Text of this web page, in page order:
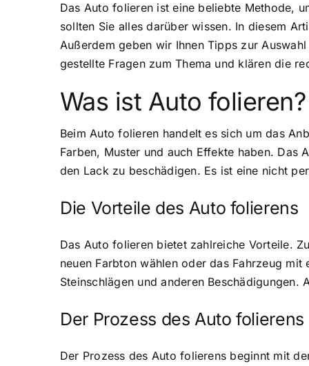
Das Auto folieren ist eine beliebte Methode,
sollten Sie alles darüber wissen. In diesem
Außerdem geben wir Ihnen Tipps zur
gestellte Fragen zum Thema und klären die
Was ist Auto folieren?
Beim Auto folieren handelt es sich um das
Farben, Muster und auch Effekte haben. Das
den Lack zu beschädigen. Es ist eine nicht
Die Vorteile des Auto folierens
Das Auto folieren bietet zahlreiche Vorteile.
neuen Farbton wählen oder das Fahrzeug
Steinschlägen und anderen
Der Prozess des Auto folierens
Der Prozess des Auto folierens beginnt mit